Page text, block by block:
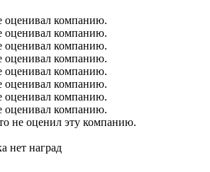
оценивал компанию.
оценивал компанию.
оценивал компанию.
оценивал компанию.
оценивал компанию.
оценивал компанию.
оценивал компанию.
оценивал компанию.
не оценил эту компанию.
нет наград